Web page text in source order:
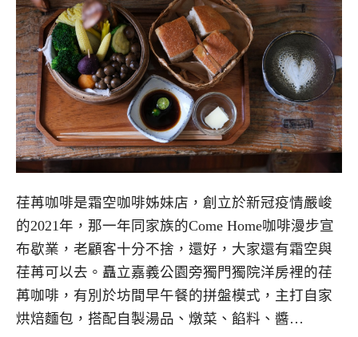
荏苒咖啡是霜空咖啡姊妹店，創立於新冠疫情嚴峻
的2021年，那一年同家族的Come Home咖啡漫步宣
布歇業，老顧客十分不捨，還好，大家還有霜空與
荏苒可以去。矗立嘉義公園旁獨門獨院洋房裡的荏
苒咖啡，有別於坊間早午餐的拼盤模式，主打自家
烘焙麵包，搭配自製湯品、燉菜、餡料、醬…